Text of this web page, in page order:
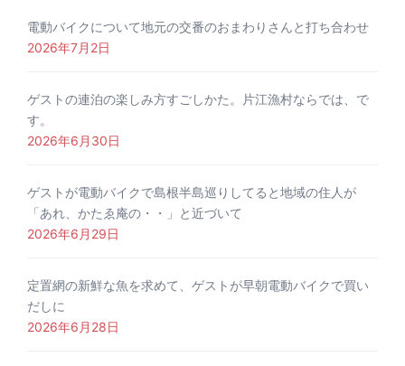
電動バイクについて地元の交番のおまわりさんと打ち合わせ
2026年7月2日
ゲストの連泊の楽しみ方すごしかた。片江漁村ならでは、で
す。
2026年6月30日
ゲストが電動バイクで島根半島巡りしてると地域の住人が
「あれ、かたゑ庵の・・」と近づいて
2026年6月29日
定置網の新鮮な魚を求めて、ゲストが早朝電動バイクで買い
だしに
2026年6月28日